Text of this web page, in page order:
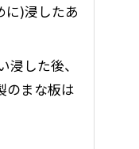
に)浸したあ
浸した後、
のまな板は